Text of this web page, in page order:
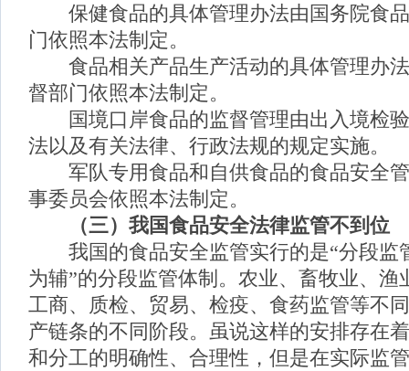
保健食品的具体管理办法由国务院食品
门依照本法制定。
食品相关产品生产活动的具体管理办法
督部门依照本法制定。
国境口岸食品的监督管理由出入境检验
法以及有关法律、行政法规的规定实施。
军队专用食品和自供食品的食品安全管
事委员会依照本法制定。
（三）我国食品安全法律监管不到位
我国的食品安全监管实行的是“分段监
为辅”的分段监管体制。农业、畜牧业、渔
工商、质检、贸易、检疫、食药监管等不
产链条的不同阶段。虽说这样的安排存在
和分工的明确性、合理性，但是在实际监